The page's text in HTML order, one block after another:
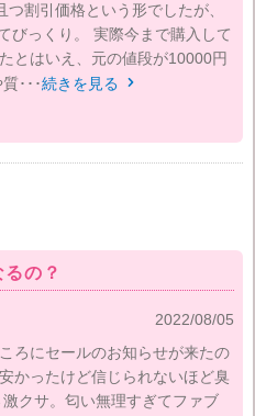
割引価格という形でしたが、
びっくり。 実際今まで購入して
とはいえ、元の値段が10000円
･･･続きを見る 
の？
2022/08/05
ろにセールのお知らせが来たの
かったけど信じられないほど臭
クサ。匂い無理すぎてファブ